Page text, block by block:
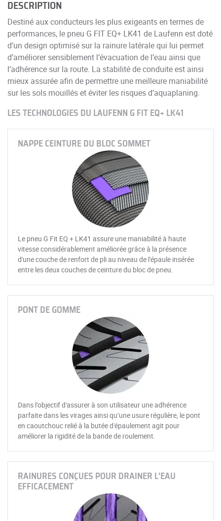
DESCRIPTION
Destiné aux conducteurs les plus exigeants en termes de
performances, le pneu G FIT EQ+ LK41 de Laufenn est doté
d’un design optimisé sur la rainure latérale qui lui permet
d’améliorer sensiblement l’évacuation de l’eau ainsi que
l’adhérence sur la route. La stabilité de conduite est ainsi
mieux assurée afin de permettre une meilleure maniabilité
sur les sols mouillés et éviter les risques d’aquaplaning.
LES TECHNOLOGIES DU LAUFENN G FIT EQ+ LK41
NAPPE CEINTURE DU BLOC SOMMET
Le pneu G Fit EQ + LK41 assure une maniabilité à haute
vitesse considérablement améliorée grâce à la présence
d'une couche de renfort de pli au niveau de l'épaule insérée
entre les deux couches de ceinture du bloc de pneu.
PONT DE GOMME
Dans l’objectif d'assurer à son utilisateur une adhérence
parfaite dans les virages ainsi qu’une usure régulière, le pont
en caoutchouc relié à la butée d'épaulement agit pour
améliorer la rigidité de la bande de roulement.
RAINURES CONÇUES POUR DRAINER L'EAU
EFFICACEMENT